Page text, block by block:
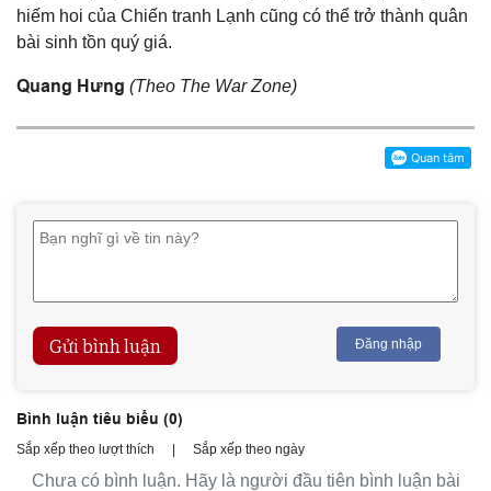
hiếm hoi của Chiến tranh Lạnh cũng có thể trở thành quân
bài sinh tồn quý giá.
Quang Hưng (Theo The War Zone)
Gửi bình luận Đăng nhập
Bình luận tiêu biểu (0)
Sắp xếp theo lượt thích | Sắp xếp theo ngày
Chưa có bình luận. Hãy là người đầu tiên bình luận bài